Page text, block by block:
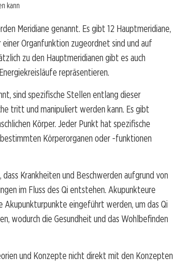
kann
Meridiane genannt. Es gibt 12 Hauptmeridiane,
Organfunktion zugeordnet sind und auf
zu den Hauptmeridianen gibt es auch
repräsentieren.
sind spezifische Stellen entlang dieser
tritt und manipuliert werden kann. Es gibt
Körper. Jeder Punkt hat spezifische
Körperorganen oder -funktionen
Krankheiten und Beschwerden aufgrund von
im Fluss des Qi entstehen. Akupunkteure
Akupunkturpunkte eingeführt werden, um das Qi
wodurch die Gesundheit und das Wohlbefinden
und Konzepte nicht direkt mit den Konzepten